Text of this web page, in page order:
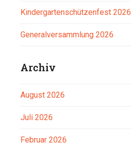
Kindergartenschützenfest 2026
Generalversammlung 2026
Archiv
August 2026
Juli 2026
Februar 2026